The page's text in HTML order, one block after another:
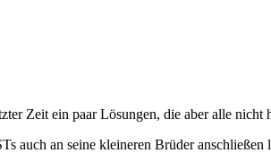
Zeit ein paar Lösungen, die aber alle nicht
auch an seine kleineren Brüder